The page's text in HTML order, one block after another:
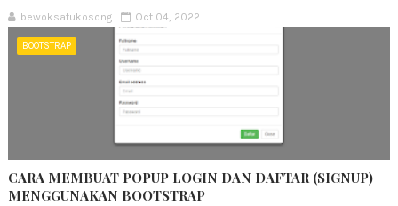
bewoksatukosong Oct 04, 2022
BOOTSTRAP
CARA MEMBUAT POPUP LOGIN DAN DAFTAR (SIGNUP)
MENGGUNAKAN BOOTSTRAP